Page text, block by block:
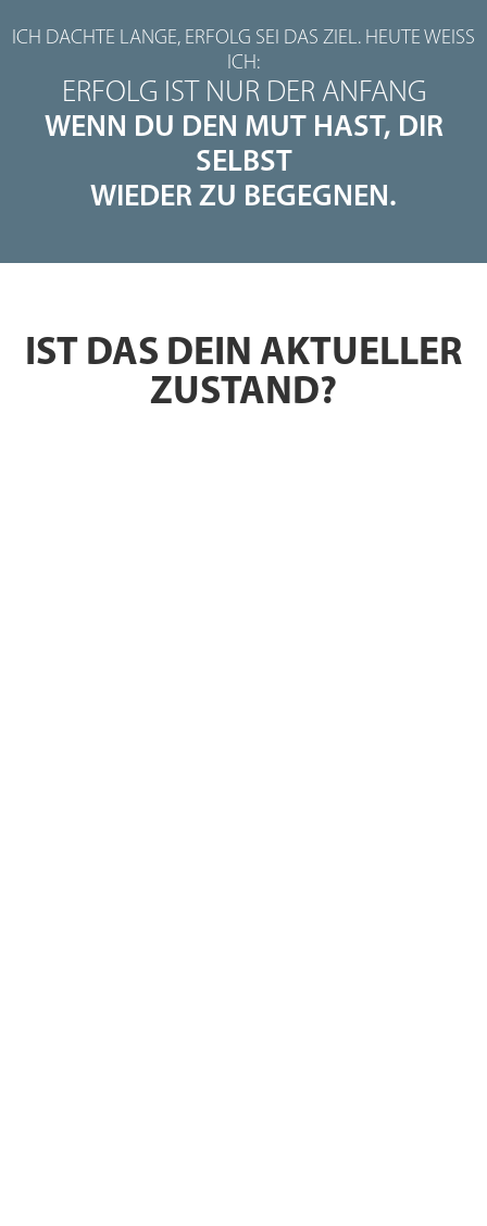
ICH DACHTE LANGE, ERFOLG SEI DAS ZIEL. HEUTE WEISS I
CH:
ERFOLG IST NUR DER ANFANG
WENN DU DEN MUT HAST, DIR
SELBST
WIEDER ZU BEGEGNEN.
IST DAS DEIN AKTUELLER
ZUSTAND?